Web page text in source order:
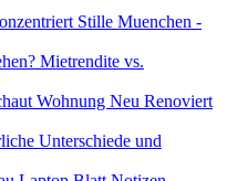
Mietrendite vs.
Unterschiede und